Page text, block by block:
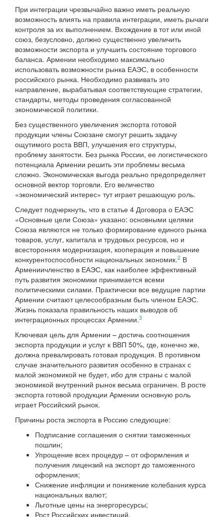
При интеграции чрезвычайно важно иметь реальную
возможность влиять на правила интеграции, иметь рычаги
контроля за их выполнением. Вхождение в тот или иной
союз, безусловно, должно существенно увеличить
возможности экспорта и улучшить состояние торгового
баланса. Армении необходимо максимально
использовать возможности рынка ЕАЭС, в особенности
российского рынка. Необходимо развивать это
направление, вырабатывая соответствующие стратегии,
стандарты, методы проведения согласованной
экономической политики.
Без существенного увеличения экспорта готовой
продукции члены Союзане смогут решить задачу
ощутимого роста ВВП, улучшения его структуры,
проблему занятости. Без рынка России, ее логистического
потенциала Армении решить эти проблемы весьма
сложно. Экономическая выгода реально предопределяет
основной вектор торговли. Его величество
«экономический интерес» тут играет решающую роль.
Следует подчеркнуть, что в статье 4 Договора о ЕАЭС
«Основные цели Союза» указано: основными целями
Союза являются не только формирование единого рынка
товаров, услуг, капитала и трудовых ресурсов, но и
всесторонняя модернизация, кооперация и повышение
конкурентоспособности национальных экономик.2 В
Армениичленство в ЕАЭС, как наиболее эффективный
путь развития экономики принимается всеми
политическими силами. Практически все ведущие партии
Армении считают целесообразным быть членом ЕАЭС.
Жизнь показала правильность наших выводов об
интеграционных процессах Армении.3
Ключевая цель для Армении – достичь соотношения
экспорта продукции и услуг к ВВП 50%, где, конечно же,
должна превалировать готовая продукция. В противном
случае значительного развития особенно в странах с
малой экономикой не будет, ибо для страны с малой
экономикой внутренний рынок весьма ограничен. В росте
экспорта готовой продукции Армении основную роль
играет Российский рынок.
Причины роста экспорта в Россию следующие:
Подписание соглашения о снятии таможенных
пошлин;
Упрощение всех процедур – от оформления и
получения лицензий на экспорт до таможенного
оформления;
Снижение инфляции и понижение колебания курса
национальных валют;
Льготные цены на энергоресурсы;
Рост Российских инвестиций.